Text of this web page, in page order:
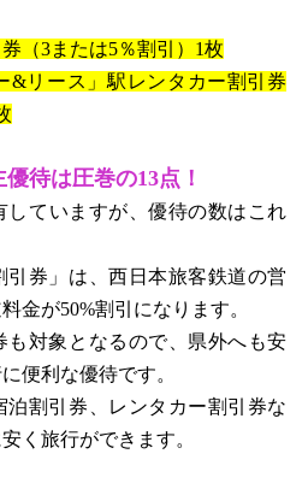
（3または5％割引） 1枚
&リース」駅レンタカー割引券
優待は圧巻の13点！
していますが、優待の数はこれ
引券」は、西日本旅客鉄道の営
金が50%割引になります。
も対象となるので、県外へも安
便利な優待です。
泊割引券、レンタカー割引券な
く旅行ができます。